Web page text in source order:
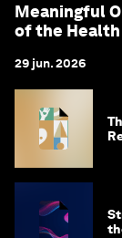
Meaningful
of the Health
29 jun. 2026